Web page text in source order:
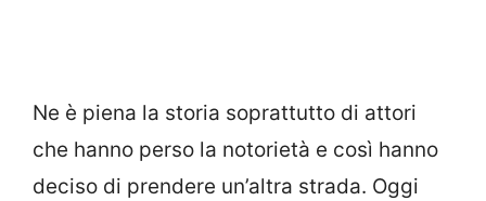
Ne è piena la storia soprattutto di attori
che hanno perso la notorietà e così hanno
deciso di prendere un’altra strada. Oggi